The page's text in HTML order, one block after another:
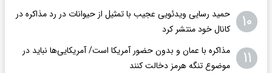
۱۰
حمید رسایی ویدئویی عجیب با تمثیل از حیوانات در رد مذاکره در
کانال خود منتشر کرد
۱۱
مذاکره با عمان و بدون حضور آمریکا است/ آمریکایی‌ها نباید در
موضوع تنگه هرمز دخالت کنند